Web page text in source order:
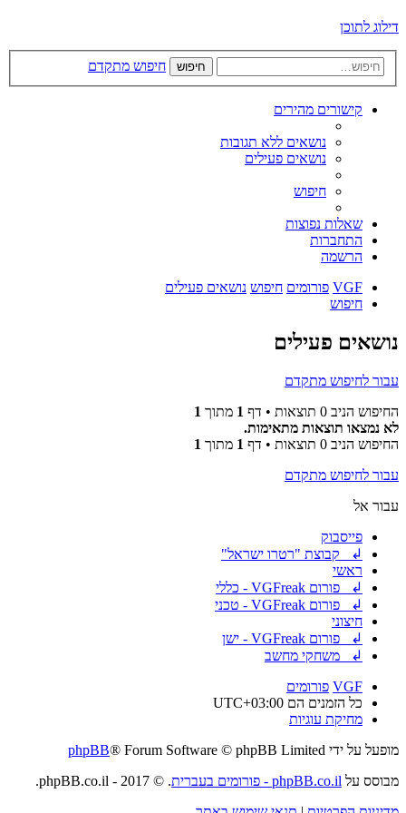
דילוג לתוכן
חיפוש חיפוש מתקדם
קישורים מהירים
נושאים ללא תגובות
נושאים פעילים
חיפוש
שאלות נפוצות
התחברות
הרשמה
VGF פורומים חיפוש נושאים פעילים
חיפוש
נושאים פעילים
עבור לחיפוש מתקדם
החיפוש הניב 0 תוצאות • דף
1 מתוך 1
לא נמצאו תוצאות מתאימות.
החיפוש הניב 0 תוצאות • דף
1 מתוך 1
עבור לחיפוש מתקדם
עבור אל
פייסבוק
↲ קבוצת "רטרו ישראל"
ראשי
↲ פורום VGFreak - כללי
↲ פורום VGFreak - טכני
חיצוני
↲ פורום VGFreak - ישן
↲ משחקי מחשב
VGF פורומים
כל הזמנים הם UTC+03:00
מחיקת עוגיות
מופעל על ידי
phpBB® Forum Software © phpBB Limited
מבוסס על phpBB.co.il - פורומים בעברית
. © 2017 - phpBB.co.il.